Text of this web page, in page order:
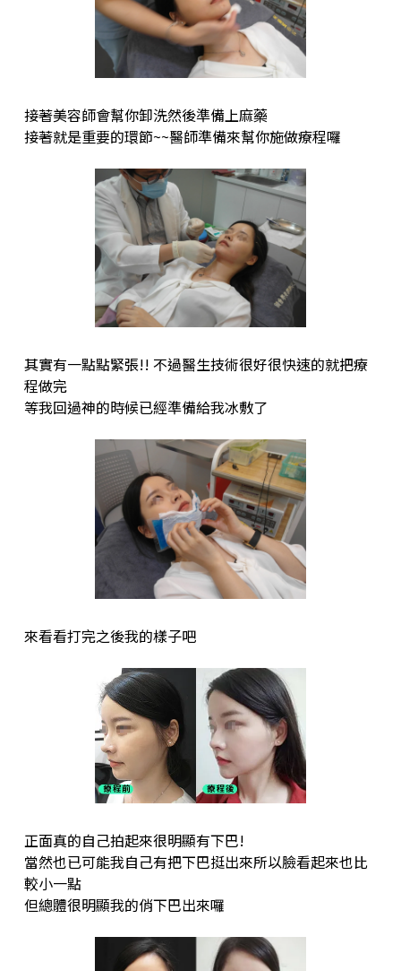
接著美容師會幫你卸洗然後準備上麻藥
接著就是重要的環節~~醫師準備來幫你施做療程囉
其實有一點點緊張!! 不過醫生技術很好很快速的就把療
程做完
等我回過神的時候已經準備給我冰敷了
來看看打完之後我的樣子吧
正面真的自己拍起來很明顯有下巴!
當然也已可能我自己有把下巴挺出來所以臉看起來也比
較小一點
但總體很明顯我的俏下巴出來囉